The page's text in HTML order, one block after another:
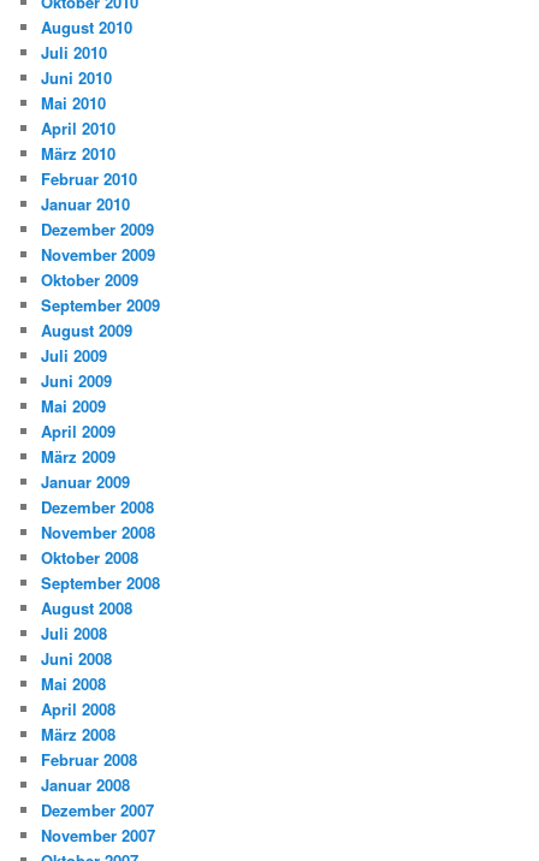
August 2010
Juli 2010
Juni 2010
Mai 2010
April 2010
März 2010
Februar 2010
Januar 2010
Dezember 2009
November 2009
Oktober 2009
September 2009
August 2009
Juli 2009
Juni 2009
Mai 2009
April 2009
März 2009
Januar 2009
Dezember 2008
November 2008
Oktober 2008
September 2008
August 2008
Juli 2008
Juni 2008
Mai 2008
April 2008
März 2008
Februar 2008
Januar 2008
Dezember 2007
November 2007